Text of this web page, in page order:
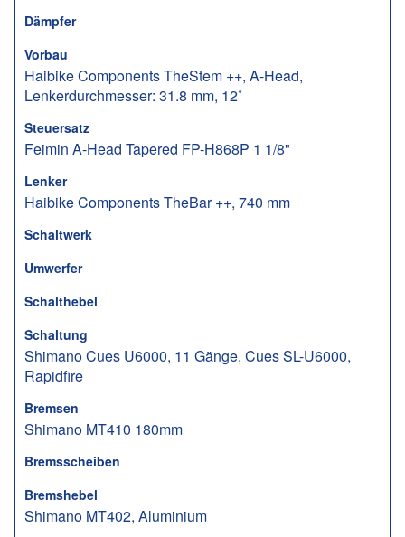
Dämpfer
Vorbau
Haibike Components TheStem ++, A-Head,
Lenkerdurchmesser: 31.8 mm, 12˚
Steuersatz
Feimin A-Head Tapered FP-H868P 1 1/8"
Lenker
Haibike Components TheBar ++, 740 mm
Schaltwerk
Umwerfer
Schalthebel
Schaltung
Shimano Cues U6000, 11 Gänge, Cues SL-U6000,
Rapidfire
Bremsen
Shimano MT410 180mm
Bremsscheiben
Bremshebel
Shimano MT402, Aluminium